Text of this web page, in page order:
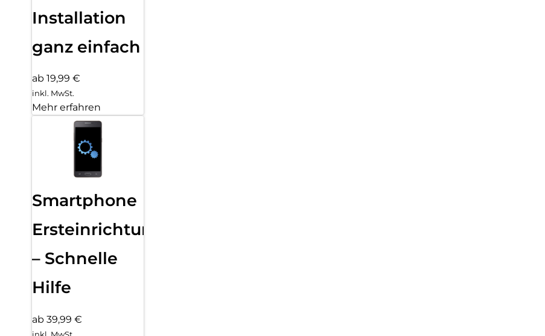
Installation
ganz einfach
ab 19,99 €
inkl. MwSt.
Mehr erfahren
Smartphone
Ersteinrichtung
– Schnelle
Hilfe
ab 39,99 €
inkl. MwSt.